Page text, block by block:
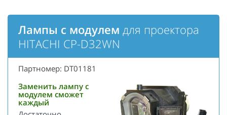
Лампы с модулем для проектора
HITACHI CP-D32WN
Партномер: DT01181
Заменить лампу с
модулем сможет
каждый